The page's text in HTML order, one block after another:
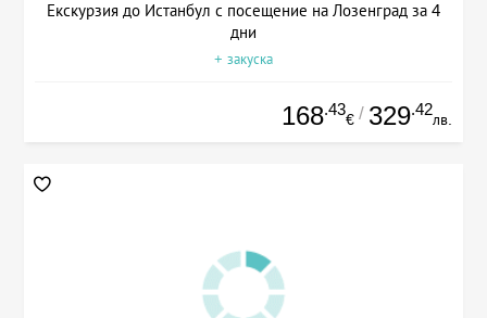
Екскурзия до Истанбул с посещение на Лозенград за 4
дни
+ закуска
168.43
€ / 329.42
лв.